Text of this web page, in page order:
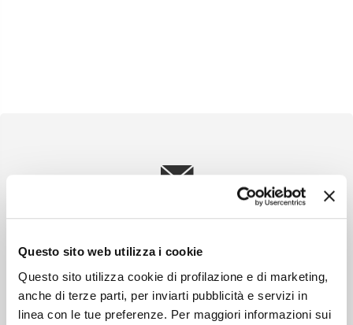
Questo sito web utilizza i cookie
Questo sito utilizza cookie di profilazione e di marketing,
anche di terze parti, per inviarti pubblicità e servizi in
linea con le tue preferenze. Per maggiori informazioni sui
ISCRIVITI